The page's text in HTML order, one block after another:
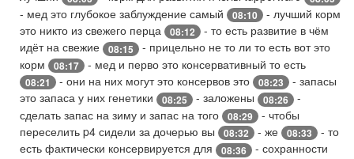
- мед это глубокое заблуждение самый 08:10
- лучший корм
это никто из свежего перца
08:12
- то есть развитие в чём
идёт на свежие
08:15
- прицельно не то ли то есть вот это
корм
08:17 - мед и перво это консервативный то есть
08:21 - они на них могут это консервов это 08:23
- запасы
это запаса у них генетики
08:25 - заложены 08:26
-
сделать запас на зиму и запас на того
08:29
- чтобы
переселить p4 сидели за дочерью вы
08:32 - же 08:33
- то
есть фактически консервируется для
08:36
- сохранности